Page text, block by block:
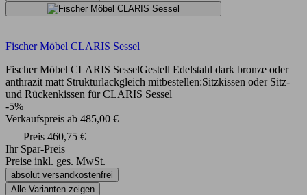
Fischer Möbel CLARIS Sessel
Fischer Möbel CLARIS SesselGestell Edelstahl dark bronze oder
anthrazit matt Strukturlackgleich mitbestellen:Sitzkissen oder Sitz-
und Rückenkissen für CLARIS Sessel
-5%
Verkaufspreis ab 485,00 €
Preis 460,75 €
Ihr Spar-Preis
Preise inkl. ges. MwSt.
absolut versandkostenfrei
Alle Varianten zeigen